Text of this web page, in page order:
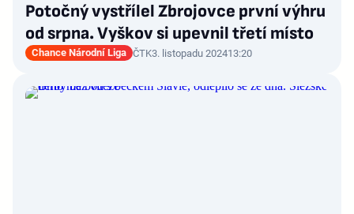
Potočný vystřílel Zbrojovce první výhru
od srpna. Vyškov si upevnil třetí místo
Chance Národní Liga ČTK3. listopadu 202413:20